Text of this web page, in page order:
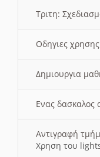
Τριτη:
Οδηγιες
Δημιουργια
Ενας δασκαλος
Αντιγραφή
Χρηση του